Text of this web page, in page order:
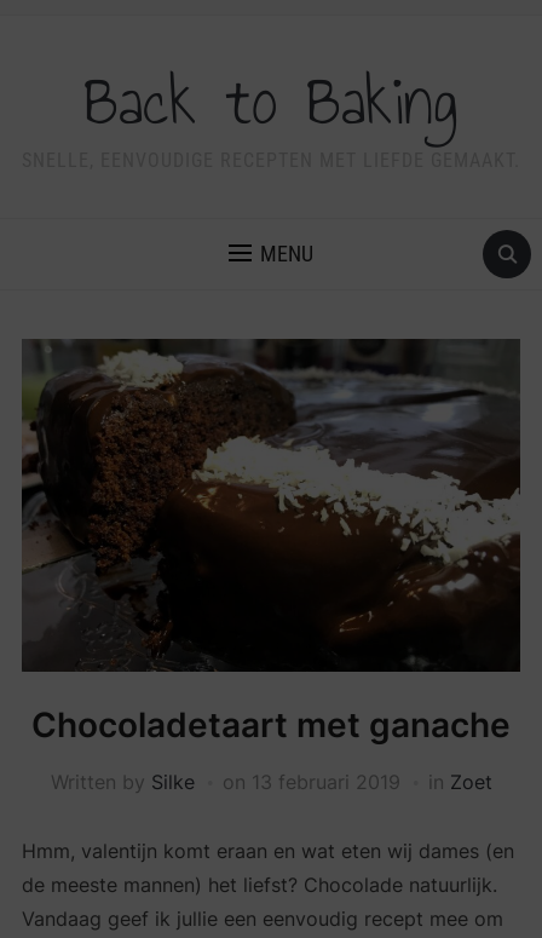
Back to Baking
MENU
Chocoladetaart met ganache
Written by Silke on 13 februari 2019 in Zoet
Hmm, valentijn komt eraan en wat eten wij dames (en
de meeste mannen) het liefst? Chocolade natuurlijk.
Vandaag geef ik jullie een eenvoudig recept mee om